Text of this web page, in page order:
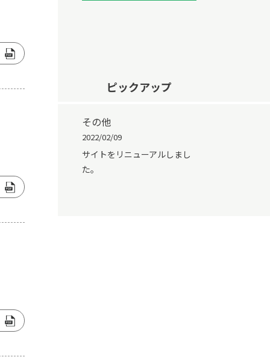
ピックアップ
その他
2022/02/09
サイトをリニューアルしまし
た。